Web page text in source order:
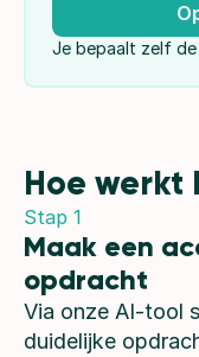
Je bepaalt zelf
Hoe werkt
Stap 1
Maak een
opdracht
Via onze AI-tool
duidelijke